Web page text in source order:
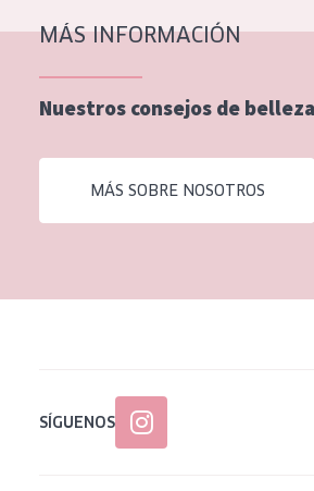
Piel normal y seca
Piel mixata o grasa
Piel madura
Piel expuesta al sol
Piel menopáusica
Todas las edades
MÁS INFORMACIÓN
Nuestros consejos de belleza
MÁS SOBRE NOSOTROS
SÍGUENOS